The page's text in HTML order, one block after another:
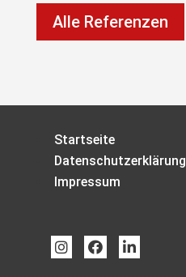
Alle Referenzen
Startseite
Datenschutzerklärung
Impressum
  